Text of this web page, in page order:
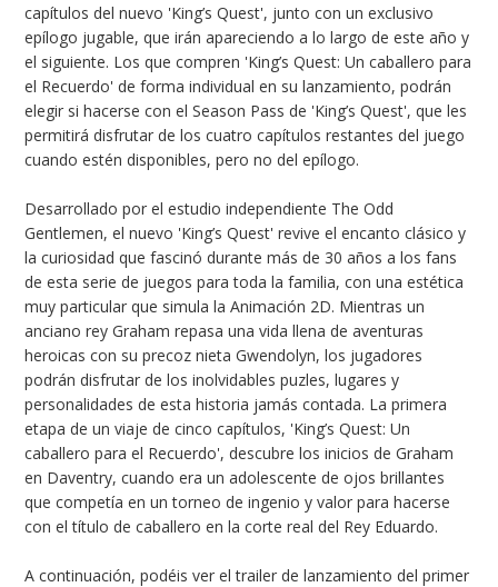
capítulos del nuevo 'King’s Quest', junto con un exclusivo
epílogo jugable, que irán apareciendo a lo largo de este año y
el siguiente. Los que compren 'King’s Quest: Un caballero para
el Recuerdo' de forma individual en su lanzamiento, podrán
elegir si hacerse con el Season Pass de 'King’s Quest', que les
permitirá disfrutar de los cuatro capítulos restantes del juego
cuando estén disponibles, pero no del epílogo.
Desarrollado por el estudio independiente The Odd
Gentlemen, el nuevo 'King’s Quest' revive el encanto clásico y
la curiosidad que fascinó durante más de 30 años a los fans
de esta serie de juegos para toda la familia, con una estética
muy particular que simula la Animación 2D. Mientras un
anciano rey Graham repasa una vida llena de aventuras
heroicas con su precoz nieta Gwendolyn, los jugadores
podrán disfrutar de los inolvidables puzles, lugares y
personalidades de esta historia jamás contada. La primera
etapa de un viaje de cinco capítulos, 'King’s Quest: Un
caballero para el Recuerdo', descubre los inicios de Graham
en Daventry, cuando era un adolescente de ojos brillantes
que competía en un torneo de ingenio y valor para hacerse
con el título de caballero en la corte real del Rey Eduardo.
A continuación, podéis ver el trailer de lanzamiento del primer